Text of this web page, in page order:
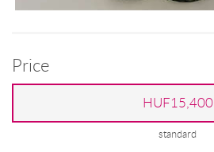
Price
HUF15,400
standard